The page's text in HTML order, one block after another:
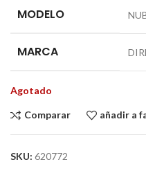
MODELO
MARCA
Agotado
Comparar añadir a
SKU: 620772